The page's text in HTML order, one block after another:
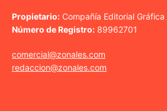
Propietario: Compañía Editorial
Número de Registro: 89962701
comercial@zonales.com
redaccion@zonales.com